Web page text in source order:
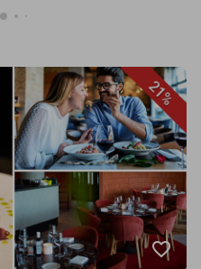
21%
favorite_border